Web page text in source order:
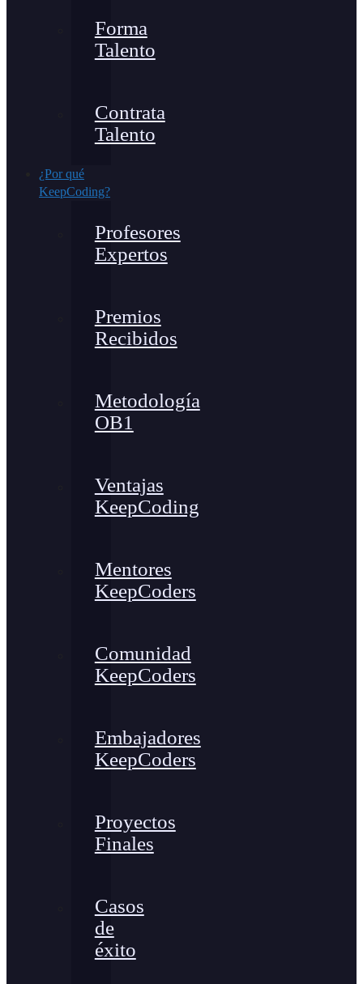
Forma
Talento
Contrata
Talento
¿Por qué
KeepCoding?
Profesores
Expertos
Premios
Recibidos
Metodología
OB1
Ventajas
KeepCoding
Mentores
KeepCoders
Comunidad
KeepCoders
Embajadores
KeepCoders
Proyectos
Finales
Casos
de
éxito